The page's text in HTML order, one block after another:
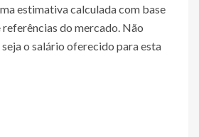
estimativa calculada com base
do mercado. Não
o salário oferecido para esta